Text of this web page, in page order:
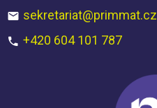
sekretariat@primmat.cz
+420 604 101 787